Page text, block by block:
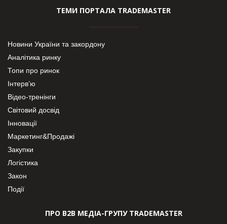
ТЕМИ ПОРТАЛА TRADEMASTER
Новини України та закордону
Аналітика ринку
Топи про ринок
Інтерв’ю
Відео-тренінги
Світовий досвід
Інновації
Маркетинг&Продажі
Закупки
Логістика
Закон
Події
ПРО В2В МЕДІА-ГРУПУ TRADEMASTER